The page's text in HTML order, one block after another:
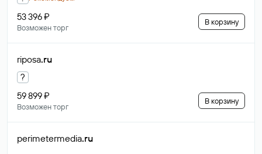
53 396 ₽
Возможен торг
В корзину
riposa.ru
?
59 899 ₽
Возможен торг
В корзину
perimetermedia.ru